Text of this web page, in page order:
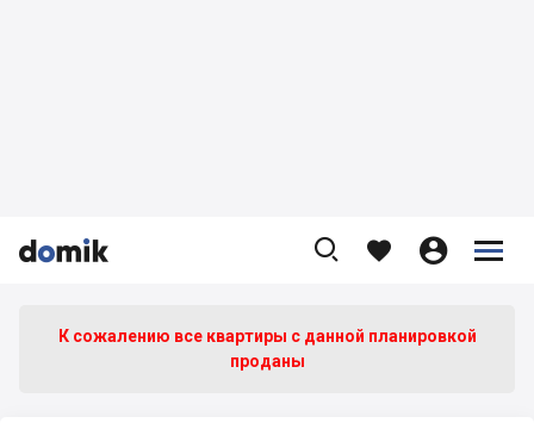


    


К сожалению все квартиры c данной планировкой
проданы